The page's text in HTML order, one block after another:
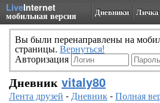
LiveInternet
мобильная версия Дневники Личка
Вы были перенаправлены на
страницы. Вернуться!
Авторизация
Дневник vitaly80
Лента друзей -Дневник-Полная